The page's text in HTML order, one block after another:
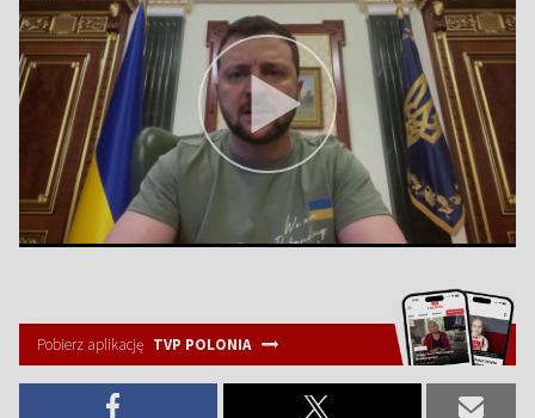
Pobierz aplikację TVP POLONIA